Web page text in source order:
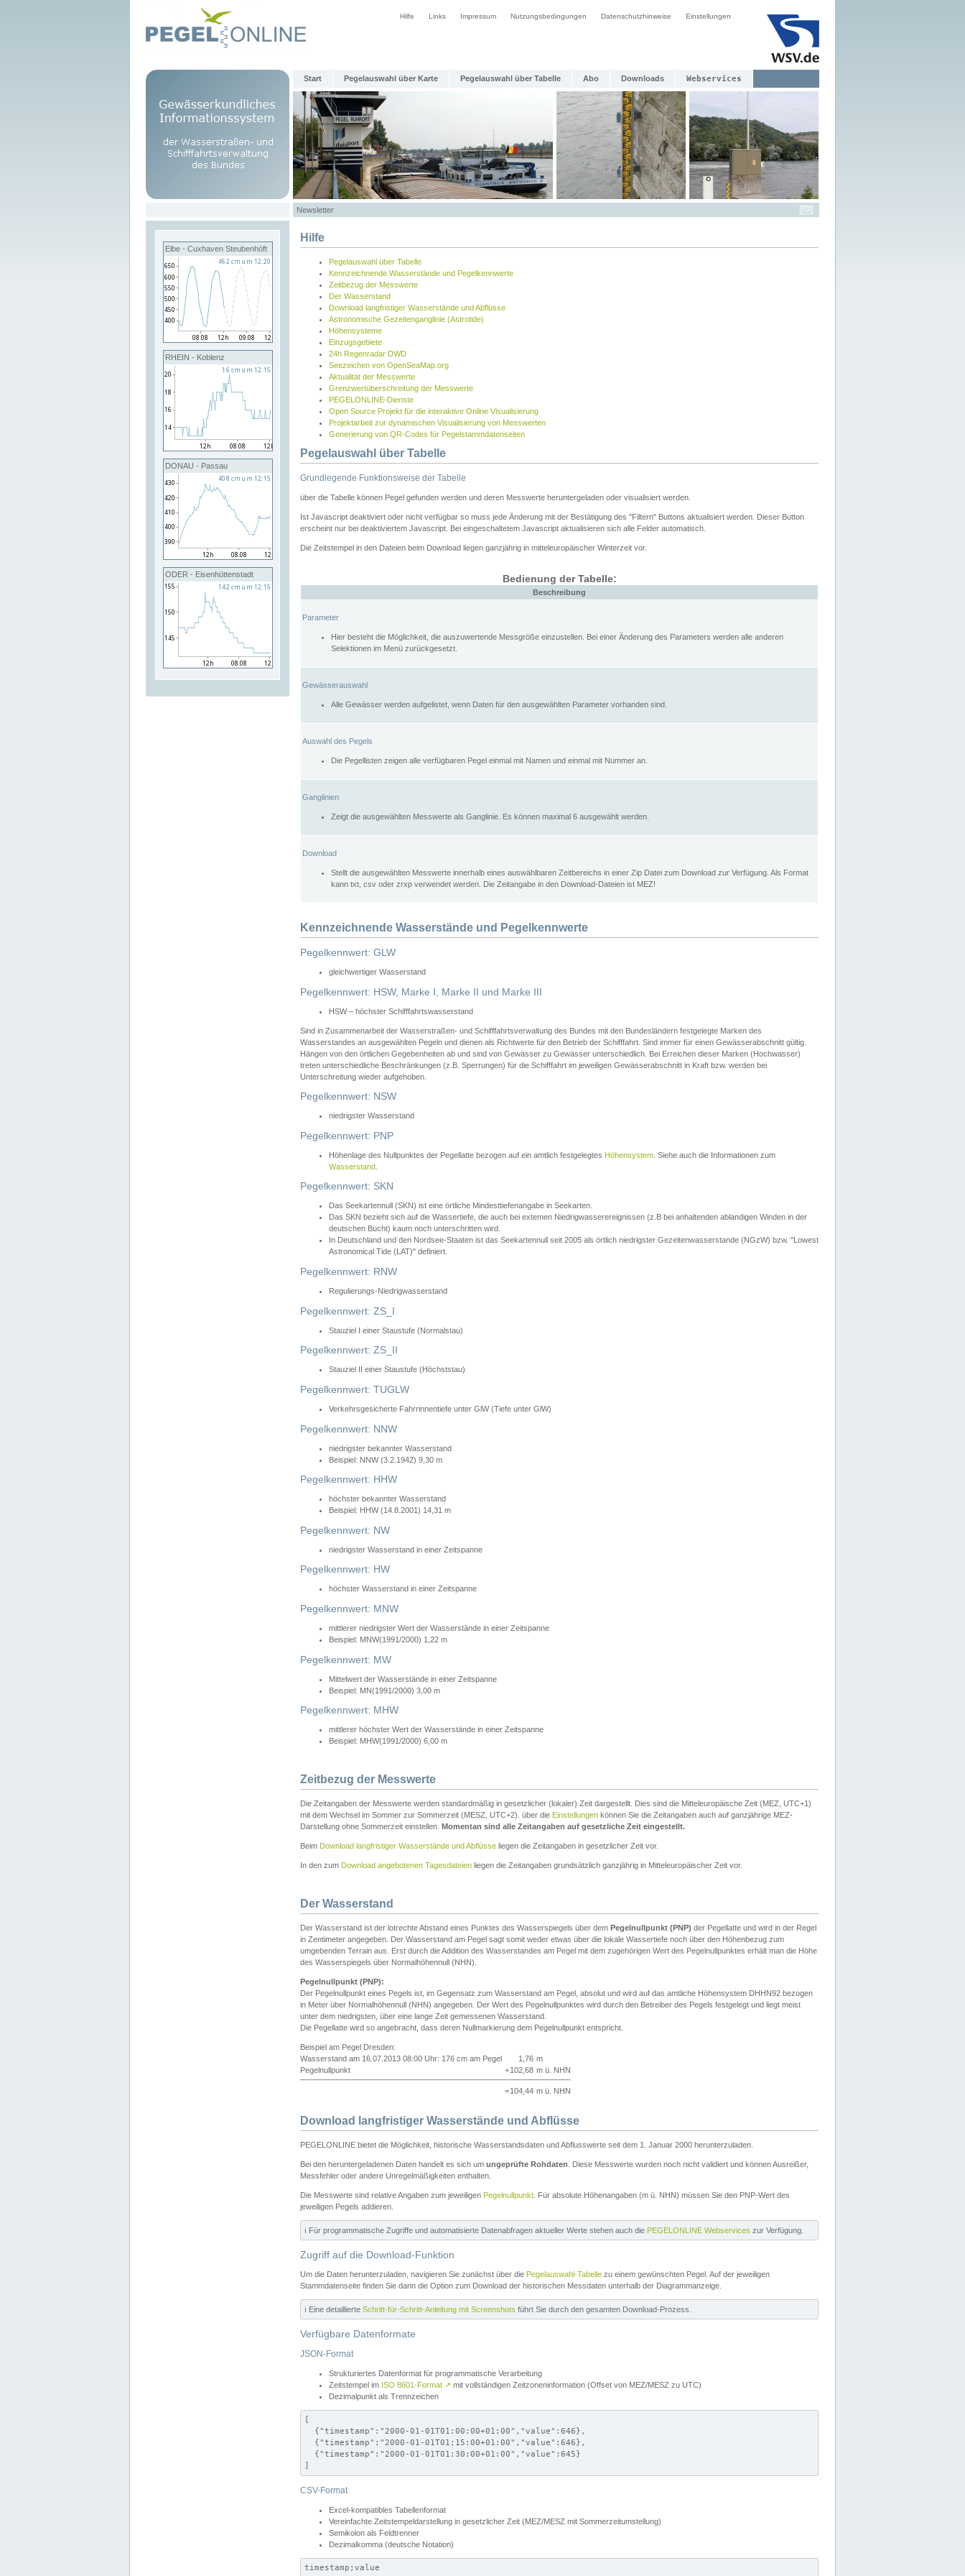
Hilfe Links Impressum Nutzungsbedingungen Datenschutzhinweise Einstellungen
Start Pegelauswahl über Karte Pegelauswahl über Tabelle Abo Downloads Webservices
Newsletter
Elbe - Cuxhaven Steubenhöft
RHEIN - Koblenz
DONAU - Passau
ODER - Eisenhüttenstadt
Hilfe
Pegelauswahl über Tabelle
Kennzeichnende Wasserstände und Pegelkennwerte
Zeitbezug der Messwerte
Der Wasserstand
Download langfristiger Wasserstände und Abflüsse
Astronomische Gezeitenganglinie (Astrotide)
Höhensysteme
Einzugsgebiete
24h Regenradar DWD
Seezeichen von OpenSeaMap.org
Aktualität der Messwerte
Grenzwertüberschreitung der Messwerte
PEGELONLINE-Dienste
Open Source Projekt für die interaktive Online Visualisierung
Projektarbeit zur dynamischen Visualisierung von Messwerten
Generierung von QR-Codes für Pegelstammdatenseiten
Pegelauswahl über Tabelle
Grundlegende Funktionsweise der Tabelle
über die Tabelle können Pegel gefunden werden und deren Messwerte heruntergeladen oder visualisiert werden.
Ist Javascript deaktiviert oder nicht verfügbar so muss jede Änderung mit der Bestätigung des "Filtern" Buttons aktualisiert werden. Dieser Button
erscheint nur bei deaktiviertem Javascript. Bei eingeschaltetem Javascript aktualisieren sich alle Felder automatisch.
Die Zeitstempel in den Dateien beim Download liegen ganzjährig in mitteleuropäischer Winterzeit vor.
Bedienung der Tabelle:
Beschreibung
Parameter
Hier besteht die Möglichkeit, die auszuwertende Messgröße einzustellen. Bei einer Änderung des Parameters werden alle anderen
Selektionen im Menü zurückgesetzt.
Gewässerauswahl
Alle Gewässer werden aufgelistet, wenn Daten für den ausgewählten Parameter vorhanden sind.
Auswahl des Pegels
Die Pegellisten zeigen alle verfügbaren Pegel einmal mit Namen und einmal mit Nummer an.
Ganglinien
Zeigt die ausgewählten Messwerte als Ganglinie. Es können maximal 6 ausgewählt werden.
Download
Stellt die ausgewählten Messwerte innerhalb eines auswählbaren Zeitbereichs in einer Zip Datei zum Download zur Verfügung. Als Format
kann txt, csv oder zrxp verwendet werden. Die Zeitangabe in den Download-Dateien ist MEZ!
Kennzeichnende Wasserstände und Pegelkennwerte
Pegelkennwert: GLW
gleichwertiger Wasserstand
Pegelkennwert: HSW, Marke I, Marke II und Marke III
HSW – höchster Schifffahrtswasserstand
Sind in Zusammenarbeit der Wasserstraßen- und Schifffahrtsverwaltung des Bundes mit den Bundesländern festgelegte Marken des
Wasserstandes an ausgewählten Pegeln und dienen als Richtwerte für den Betrieb der Schifffahrt. Sind immer für einen Gewässerabschnitt gültig.
Hängen von den örtlichen Gegebenheiten ab und sind von Gewässer zu Gewässer unterschiedlich. Bei Erreichen dieser Marken (Hochwasser)
treten unterschiedliche Beschränkungen (z.B. Sperrungen) für die Schifffahrt im jeweiligen Gewässerabschnitt in Kraft bzw. werden bei
Unterschreitung wieder aufgehoben.
Pegelkennwert: NSW
niedrigster Wasserstand
Pegelkennwert: PNP
Höhenlage des Nullpunktes der Pegellatte bezogen auf ein amtlich festgelegtes Höhensystem . Siehe auch die Informationen zum
Wasserstand
Pegelkennwert: SKN
Das Seekartennull (SKN) ist eine örtliche Mindesttiefenangabe in Seekarten.
Das SKN bezieht sich auf die Wassertiefe, die auch bei extemen Niedrigwasserereignissen (z.B bei anhaltenden ablandigen Winden in der
deutschen Bucht) kaum noch unterschritten wird.
In Deutschland und den Nordsee-Staaten ist das Seekartennull seit 2005 als örtlich niedrigster Gezeitenwasserstande (NGzW) bzw. "Lowest
Astronomical Tide (LAT)" definiert.
Pegelkennwert: RNW
Regulierungs-Niedrigwasserstand
Pegelkennwert: ZS_I
Stauziel I einer Staustufe (Normalstau)
Pegelkennwert: ZS_II
Stauziel II einer Staustufe (Höchststau)
Pegelkennwert: TUGLW
Verkehrsgesicherte Fahrrinnentiefe unter GlW (Tiefe unter GlW)
Pegelkennwert: NNW
niedrigster bekannter Wasserstand
Beispiel: NNW (3.2.1942) 9,30 m
Pegelkennwert: HHW
höchster bekannter Wasserstand
Beispiel: HHW (14.8.2001) 14,31 m
Pegelkennwert: NW
niedrigster Wasserstand in einer Zeitspanne
Pegelkennwert: HW
höchster Wasserstand in einer Zeitspanne
Pegelkennwert: MNW
mittlerer niedrigster Wert der Wasserstände in einer Zeitspanne
Beispiel: MNW(1991/2000) 1,22 m
Pegelkennwert: MW
Mittelwert der Wasserstände in einer Zeitspanne
Beispiel: MN(1991/2000) 3,00 m
Pegelkennwert: MHW
mittlerer höchster Wert der Wasserstände in einer Zeitspanne
Beispiel: MHW(1991/2000) 6,00 m
Zeitbezug der Messwerte
Die Zeitangaben der Messwerte werden standardmäßig in gesetzlicher (lokaler) Zeit dargestellt. Dies sind die Mitteleuropäische Zeit (MEZ, UTC+1)
mit dem Wechsel im Sommer zur Sommerzeit (MESZ, UTC+2). über die Einstellungen können Sie die Zeitangaben auch auf ganzjährige MEZ-
Darstellung ohne Sommerzeit einstellen. Momentan sind alle Zeitangaben auf gesetzliche Zeit eingestellt.
Beim Download langfristiger Wasserstände und Abflüsse liegen die Zeitangaben in gesetzlicher Zeit vor.
In den zum Download angebotenen Tagesdateien liegen die Zeitangaben grundsätzlich ganzjährig in Mitteleuropäischer Zeit vor.
Der Wasserstand
Der Wasserstand ist der lotrechte Abstand eines Punktes des Wasserspiegels über dem Pegelnullpunkt (PNP) der Pegellatte und wird in der Regel
in Zentimeter angegeben. Der Wasserstand am Pegel sagt somit weder etwas über die lokale Wassertiefe noch über den Höhenbezug zum
umgebenden Terrain aus. Erst durch die Addition des Wasserstandes am Pegel mit dem zugehörigen Wert des Pegelnullpunktes erhält man die Höhe
des Wasserspiegels über Normalhöhennull (NHN).
Pegelnullpunkt (PNP):
Der Pegelnullpunkt eines Pegels ist, im Gegensatz zum Wasserstand am Pegel, absolut und wird auf das amtliche Höhensystem DHHN92 bezogen
in Meter über Normalhöhennull (NHN) angegeben. Der Wert des Pegelnullpunktes wird durch den Betreiber des Pegels festgelegt und liegt meist
unter dem niedrigsten, über eine lange Zeit gemessenen Wasserstand.
Die Pegellatte wird so angebracht, dass deren Nullmarkierung dem Pegelnullpunkt entspricht.
Beispiel am Pegel Dresden:
Wasserstand am 16.07.2013 08:00 Uhr: 176 cm am Pegel
1,76 m
Pegelnullpunkt
+102,68 m ü. NHN
=104,44 m ü. NHN
Download langfristiger Wasserstände und Abflüsse
PEGELONLINE bietet die Möglichkeit, historische Wasserstandsdaten und Abflusswerte seit dem 1. Januar 2000 herunterzuladen.
Bei den heruntergeladenen Daten handelt es sich um ungeprüfte Rohdaten . Diese Messwerte wurden noch nicht validiert und können Ausreißer,
Messfehler oder andere Unregelmäßigkeiten enthalten.
Die Messwerte sind relative Angaben zum jeweiligen Pegelnullpunkt . Für absolute Höhenangaben (m ü. NHN) müssen Sie den PNP-Wert des
jeweiligen Pegels addieren.
ℹ️ Für programmatische Zugriffe und automatisierte Datenabfragen aktueller Werte stehen auch die PEGELONLINE Webservices zur Verfügung.
Zugriff auf die Download-Funktion
Um die Daten herunterzuladen, navigieren Sie zunächst über die Pegelauswahl-Tabelle zu einem gewünschten Pegel. Auf der jeweiligen
Stammdatenseite finden Sie dann die Option zum Download der historischen Messdaten unterhalb der Diagrammanzeige.
ℹ️ Eine detaillierte Schritt-für-Schritt-Anleitung mit Screenshots führt Sie durch den gesamten Download-Prozess.
Verfügbare Datenformate
JSON-Format
Strukturiertes Datenformat für programmatische Verarbeitung
Zeitstempel im ISO 8601-Format ↗ mit vollständigen Zeitzoneninformation (Offset von MEZ/MESZ zu UTC)
Dezimalpunkt als Trennzeichen
[
  {"timestamp":"2000-01-01T01:00:00+01:00","value":646},
  {"timestamp":"2000-01-01T01:15:00+01:00","value":646},
  {"timestamp":"2000-01-01T01:30:00+01:00","value":645}
]
CSV-Format
Excel-kompatibles Tabellenformat
Vereinfachte Zeitstempeldarstellung in gesetzlicher Zeit (MEZ/MESZ mit Sommerzeitumstellung)
Semikolon als Feldtrenner
Dezimalkomma (deutsche Notation)
timestamp;value